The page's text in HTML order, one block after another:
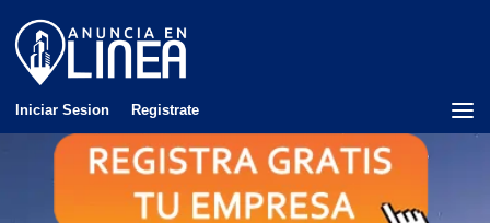
Iniciar Sesion Registrate